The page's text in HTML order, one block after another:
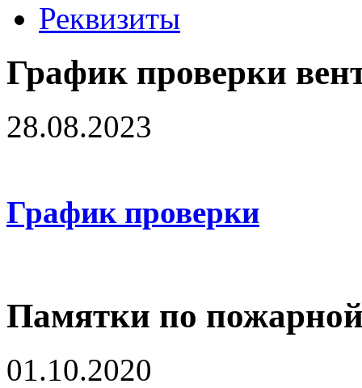
Реквизиты
График проверки
28.08.2023
График проверки
Памятки по пожарной
01.10.2020